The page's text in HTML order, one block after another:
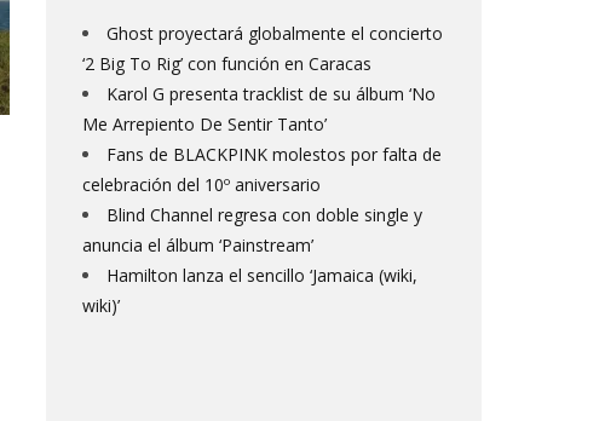
Ghost proyectará globalmente el concierto
‘2 Big To Rig’ con función en Caracas
Karol G presenta tracklist de su álbum ‘No
Me Arrepiento De Sentir Tanto’
Fans de BLACKPINK molestos por falta de
celebración del 10º aniversario
Blind Channel regresa con doble single y
anuncia el álbum ‘Painstream’
Hamilton lanza el sencillo ‘Jamaica (wiki,
wiki)’